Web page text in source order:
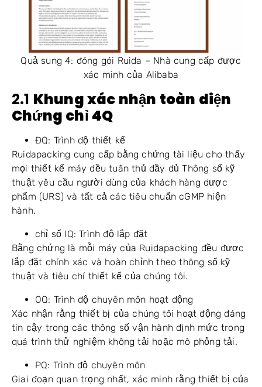
Quả sung 4: đóng gói Ruida – Nhà cung cấp được
xác minh của Alibaba
2.1 Khung xác nhận toàn diện
Chứng chỉ 4Q
ĐQ: Trình độ thiết kế
Ruidapacking cung cấp bằng chứng tài liệu cho thấy
mọi thiết kế máy đều tuân thủ đầy đủ Thông số kỹ
thuật yêu cầu người dùng của khách hàng dược
phẩm (URS) và tất cả các tiêu chuẩn cGMP hiện
hành.
chỉ số IQ: Trình độ lắp đặt
Bằng chứng là mỗi máy của Ruidapacking đều được
lắp đặt chính xác và hoàn chỉnh theo thông số kỹ
thuật và tiêu chí thiết kế của chúng tôi.
OQ: Trình độ chuyên môn hoạt động
Xác nhận rằng thiết bị của chúng tôi hoạt động đáng
tin cậy trong các thông số vận hành định mức trong
quá trình thử nghiệm không tải hoặc mô phỏng tải.
PQ: Trình độ chuyên môn
Giai đoạn quan trọng nhất, xác minh rằng thiết bị của